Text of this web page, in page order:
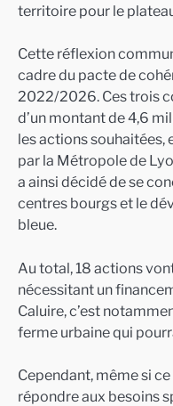
territoire pour le
Cette réflexion
cadre du pacte de
2022/2026. Ces trois
d’un montant de 4,6
les actions souhaitées,
par la Métropole de
a ainsi décidé de se
centres bourgs et le
bleue.
Au total, 18 actions
nécessitant un
Caluire, c’est
ferme urbaine qui
Cependant, même si
répondre aux besoins